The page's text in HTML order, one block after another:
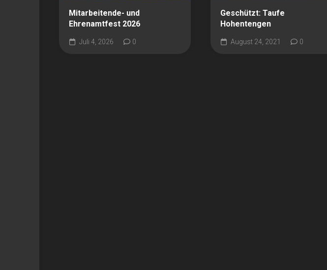
Mitarbeitende- und
Ehrenamtfest 2026
Juli 4, 2026 0
Geschützt: Taufe
Hohentengen
August 24, 2021 0